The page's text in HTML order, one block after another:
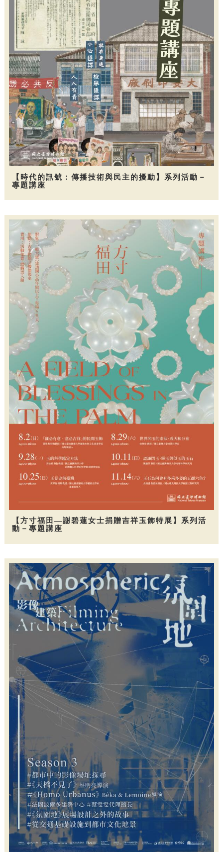
【時代的訊號：傳播技術與民主的擾動】系列活動－
專題講座
【方寸福田—謝碧蓮女士捐贈吉祥玉飾特展】系列活
動－專題講座